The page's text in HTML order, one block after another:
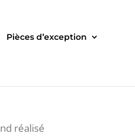
Pièces d’exception
réalisé